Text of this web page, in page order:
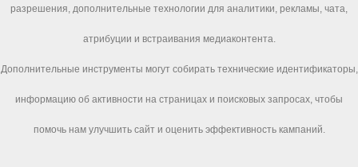
разрешения, дополнительные технологии для аналитики, рекламы, чата,
атрибуции и встраивания медиаконтента.
Дополнительные инструменты могут собирать технические идентификаторы,
информацию об активности на страницах и поисковых запросах, чтобы
помочь нам улучшить сайт и оценить эффективность кампаний.